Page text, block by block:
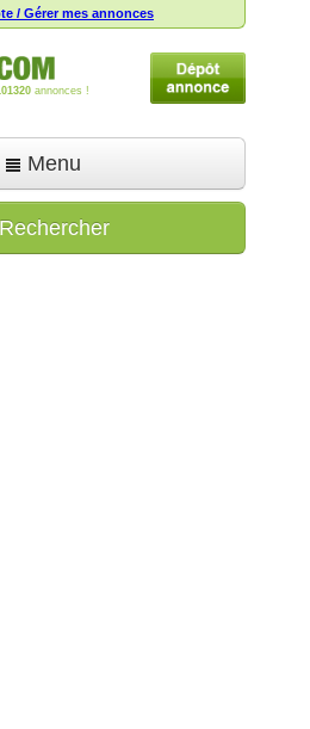
/ Gérer mes annonces
annonces !
Menu
une annonce
Rechercher